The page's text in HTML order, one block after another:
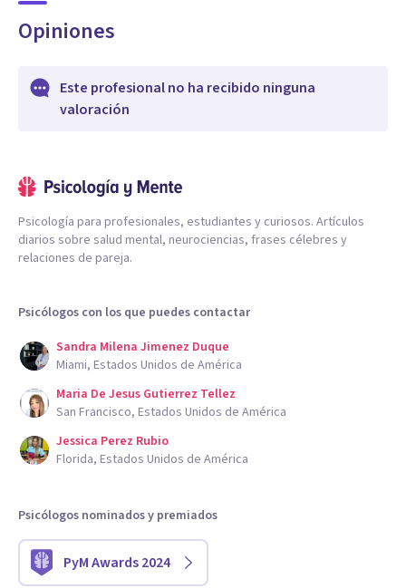
Opiniones
Este profesional no ha recibido ninguna
valoración
Psicología para profesionales, estudiantes y curiosos. Artículos
diarios sobre salud mental, neurociencias, frases célebres y
relaciones de pareja.
Psicólogos con los que puedes contactar
Sandra Milena Jimenez Duque
Miami, Estados Unidos de América
Maria De Jesus Gutierrez Tellez
San Francisco, Estados Unidos de América
Jessica Perez Rubio
Florida, Estados Unidos de América
Psicólogos nominados y premiados
PyM Awards 2024